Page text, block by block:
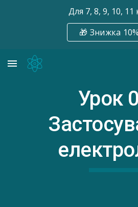
Skip to main content
Для 7, 8, 9, 10, 11
🎁 Знижка
Урок 0